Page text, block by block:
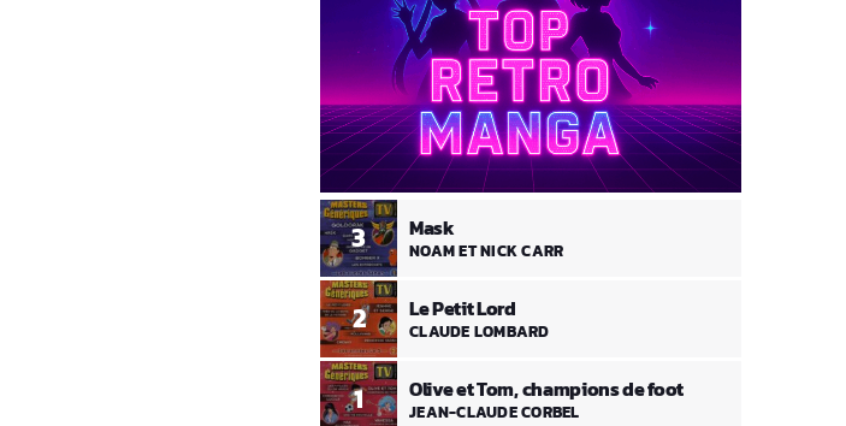
1 Olive et Tom, champions de foot
JEAN-CLAUDE CORBEL
2 Le Petit Lord
CLAUDE LOMBARD
3 Mask
NOAM ET NICK CARR